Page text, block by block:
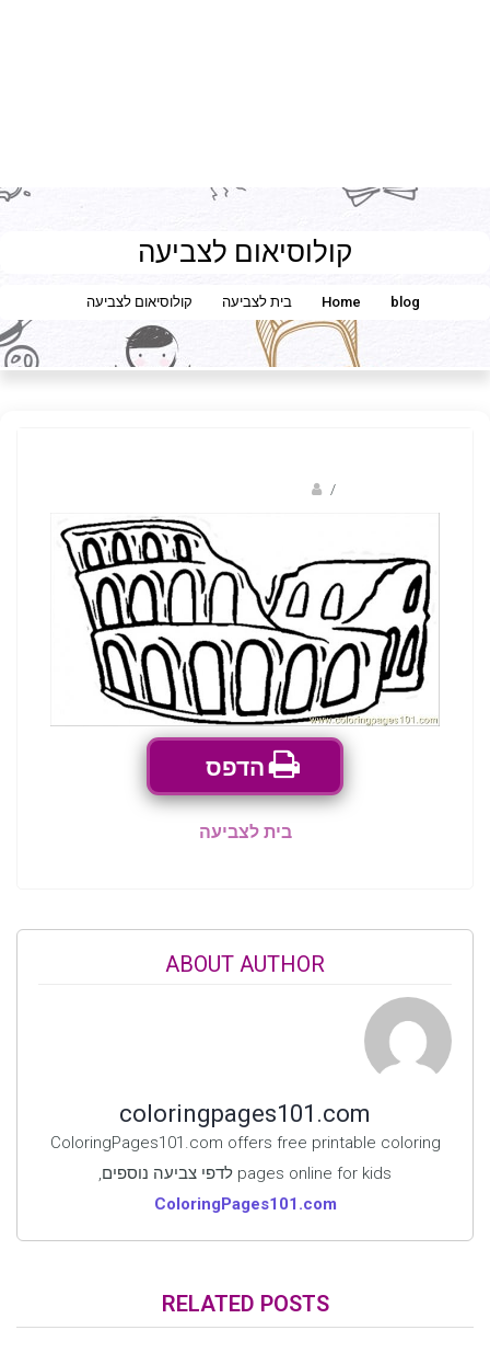
קולוסיאום לצביעה
Home blog בית לצביעה קולוסיאום לצביעה
/
הדפס
בית לצביעה
ABOUT AUTHOR
coloringpages101.com
ColoringPages101.com offers free printable coloring
pages online for kids לדפי צביעה נוספים,
ColoringPages101.com
RELATED POSTS